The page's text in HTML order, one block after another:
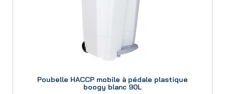
Poubelle HACCP mobile à pédale plastique
boogy blanc 90L